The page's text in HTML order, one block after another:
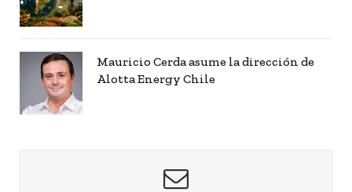
Mauricio Cerda asume la dirección de
Alotta Energy Chile